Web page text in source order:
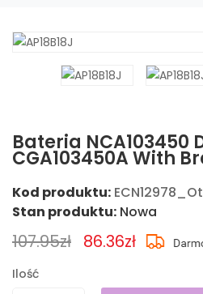
Bateria NCA103450
CGA103450A With
Kod produktu:
Stan produktu: Nowa
107.95zł 86.36zł
Ilość